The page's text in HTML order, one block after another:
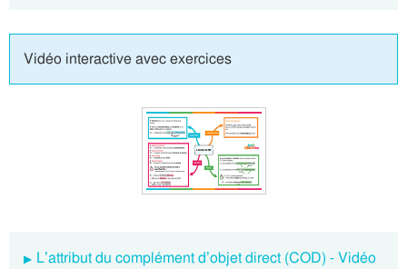
Vidéo interactive avec exercices
L’attribut du complément d’objet direct (COD) - Vidéo